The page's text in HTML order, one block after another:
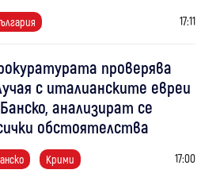
17:11
проверява
с италианските евреи
анализират се
обстоятелства
Крими 17:00